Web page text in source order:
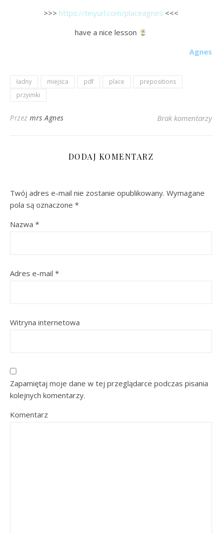
>>> https://tinyurl.com/placeagnes <<<
have a nice lesson
Agnes
ładny miejsca pdf place
prepositions
przyimki
Przez mrs Agnes Brak komentarzy
DODAJ KOMENTARZ
Twój adres e-mail nie zostanie opublikowany. Wymagane
pola są oznaczone *
Nazwa *
Adres e-mail *
Witryna internetowa
Zapamiętaj moje dane w tej przeglądarce podczas pisania
kolejnych komentarzy.
Komentarz